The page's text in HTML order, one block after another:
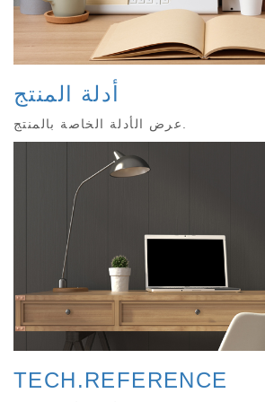
أدلة المنتج
عرض الأدلة الخاصة بالمنتج.
TECH.REFERENCE